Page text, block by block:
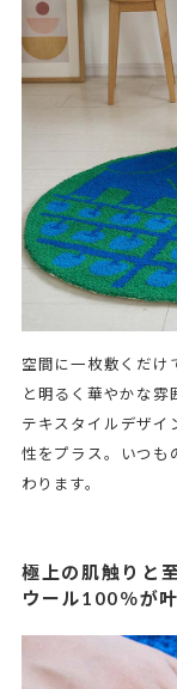
空間に一枚敷くだけ
と明るく華やかな
テキスタイルデザイ
性をプラス。いつも
わります。
極上の肌触りと
ウール100％が